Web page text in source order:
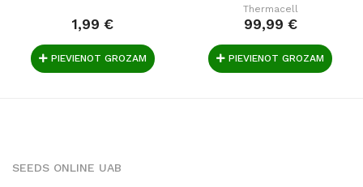
1,99 €
PIEVIENOT GROZAM
Thermacell
99,99 €
PIEVIENOT GROZAM
SEEDS ONLINE UAB